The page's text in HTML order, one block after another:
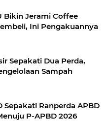
Bikin Jerami Coffee
Ini Pengakuannya
Sepakati Dua Perda,
Sampah
Sepakati Ranperda APBD
P-APBD 2026